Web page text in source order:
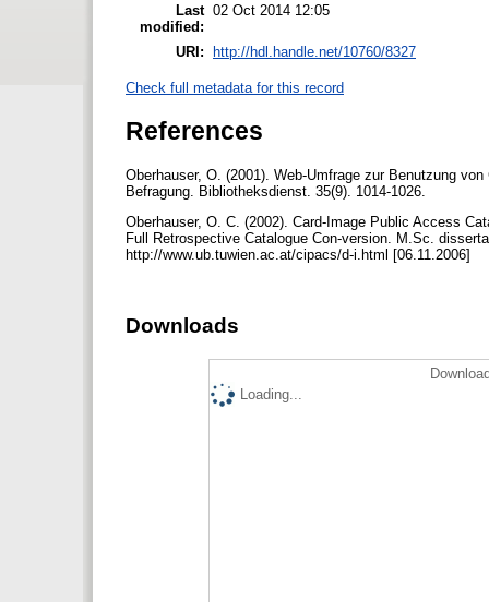
Last
modified:
02 Oct 2014 12:05
URI: http://hdl.handle.net/10760/8327
Check full metadata for this record
References
Oberhauser, O. (2001). Web-Umfrage zur Benutzung
Befragung. Bibliotheksdienst. 35(9). 1014-1026.
Oberhauser, O. C. (2002). Card-Image Public Access
Full Retrospective Catalogue Con-version. M.Sc.
http://www.ub.tuwien.ac.at/cipacs/d-i.html [06.11.2006]
Downloads
Loading...